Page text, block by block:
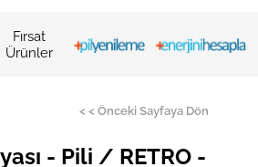
Fırsat
Ürünler
< < Önceki Sayfaya Dön
- Pili / RETRO -